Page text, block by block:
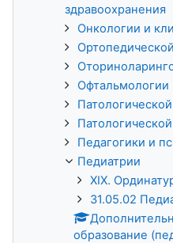
здравоохранения
Онкологии и
Офтальмологии
Педагогики и
Педиатрии
XIX.
31.05.02
образование